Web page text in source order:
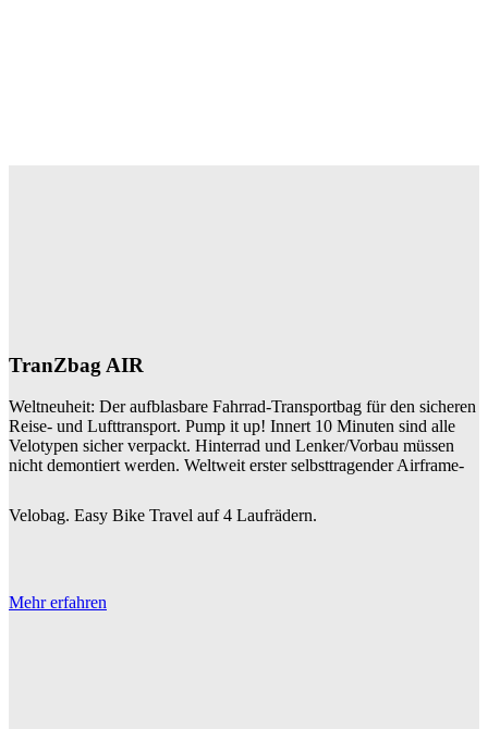
TranZbag AIR
Weltneuheit: Der aufblasbare Fahrrad-Transportbag für den sicheren
Reise- und Lufttransport. Pump it up! Innert 10 Minuten sind alle
Velotypen sicher verpackt. Hinterrad und Lenker/Vorbau müssen
nicht demontiert werden. Weltweit erster selbsttragender Airframe-
Velobag. Easy Bike Travel auf 4 Laufrädern.
Mehr erfahren